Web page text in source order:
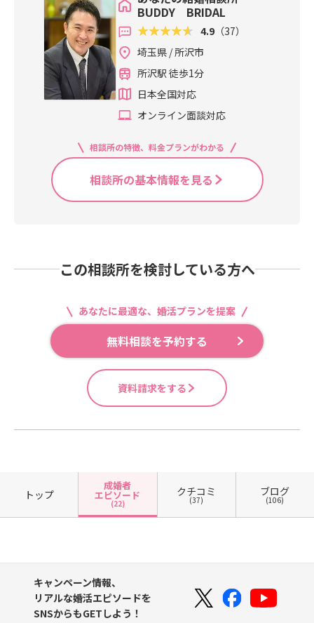
BUDDY BRIDAL
4.9 （37）
埼玉県 / 所沢市
所沢駅 徒歩1分
日本全国対応
オンライン面談対応
相談所の特徴、料金プランがわかる
相談所の基本情報を見る
この相談所を検討している方へ
あなたに最適な、婚活プランを提案
無料相談を予約する
資料請求をする
トップ
成婚者
エピソード
(22)
クチコミ
(37)
ブログ
(106)
キャンペーン情報、
リアルな婚活エピソードを
SNSからもGETしよう！